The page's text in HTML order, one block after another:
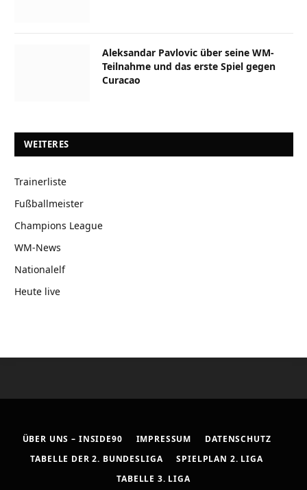
Aleksandar Pavlovic über seine WM-
Teilnahme und das erste Spiel gegen
Curacao
WEITERES
Trainerliste
Fußballmeister
Champions League
WM-News
Nationalelf
Heute live
ÜBER UNS – INSIDE90 IMPRESSUM
DATENSCHUTZ
TABELLE DER 2. BUNDESLIGA
SPIELPLAN 2. LIGA
TABELLE 3. LIGA